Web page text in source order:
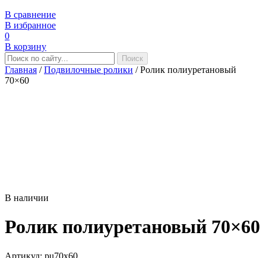
В сравнение
В избранное
0
В корзину
Главная /Подвилочные ролики /Ролик полиуретановый
70×60
В наличии
Ролик полиуретановый 70×60
Aртикул: pu70x60